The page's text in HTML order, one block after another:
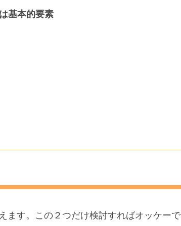
基本的要素
ます。この２つだけ検討すればオッケーで